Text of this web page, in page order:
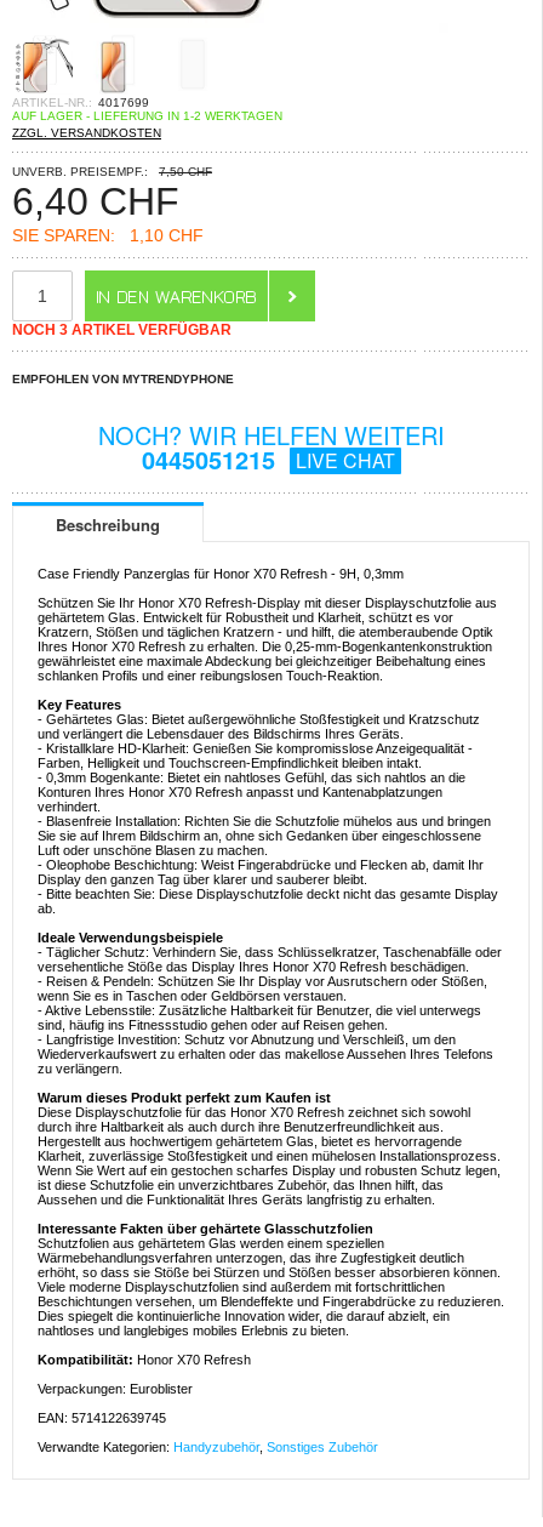
ARTIKEL-NR.: 4017699
AUF LAGER - LIEFERUNG IN 1-2 WERKTAGEN
ZZGL. VERSANDKOSTEN
UNVERB. PREISEMPF.: 7,50 CHF
6,40 CHF
SIE SPAREN: 1,10 CHF
NOCH 3 ARTIKEL VERFÜGBAR
EMPFOHLEN VON MYTRENDYPHONE
NOCH? WIR HELFEN WEITERI
0445051215 LIVE CHAT
Beschreibung
Case Friendly Panzerglas für Honor X70 Refresh - 9H, 0,3mm
Schützen Sie Ihr Honor X70 Refresh-Display mit dieser Displayschutzfolie aus
gehärtetem Glas. Entwickelt für Robustheit und Klarheit, schützt es vor
Kratzern, Stößen und täglichen Kratzern - und hilft, die atemberaubende Optik
Ihres Honor X70 Refresh zu erhalten. Die 0,25-mm-Bogenkantenkonstruktion
gewährleistet eine maximale Abdeckung bei gleichzeitiger Beibehaltung eines
schlanken Profils und einer reibungslosen Touch-Reaktion.
Key Features
- Gehärtetes Glas: Bietet außergewöhnliche Stoßfestigkeit und Kratzschutz
und verlängert die Lebensdauer des Bildschirms Ihres Geräts.
- Kristallklare HD-Klarheit: Genießen Sie kompromisslose Anzeigequalität -
Farben, Helligkeit und Touchscreen-Empfindlichkeit bleiben intakt.
- 0,3mm Bogenkante: Bietet ein nahtloses Gefühl, das sich nahtlos an die
Konturen Ihres Honor X70 Refresh anpasst und Kantenabplatzungen
verhindert.
- Blasenfreie Installation: Richten Sie die Schutzfolie mühelos aus und bringen
Sie sie auf Ihrem Bildschirm an, ohne sich Gedanken über eingeschlossene
Luft oder unschöne Blasen zu machen.
- Oleophobe Beschichtung: Weist Fingerabdrücke und Flecken ab, damit Ihr
Display den ganzen Tag über klarer und sauberer bleibt.
- Bitte beachten Sie: Diese Displayschutzfolie deckt nicht das gesamte Display
ab.
Ideale Verwendungsbeispiele
- Täglicher Schutz: Verhindern Sie, dass Schlüsselkratzer, Taschenabfälle oder
versehentliche Stöße das Display Ihres Honor X70 Refresh beschädigen.
- Reisen & Pendeln: Schützen Sie Ihr Display vor Ausrutschern oder Stößen,
wenn Sie es in Taschen oder Geldbörsen verstauen.
- Aktive Lebensstile: Zusätzliche Haltbarkeit für Benutzer, die viel unterwegs
sind, häufig ins Fitnessstudio gehen oder auf Reisen gehen.
- Langfristige Investition: Schutz vor Abnutzung und Verschleiß, um den
Wiederverkaufswert zu erhalten oder das makellose Aussehen Ihres Telefons
zu verlängern.
Warum dieses Produkt perfekt zum Kaufen ist
Diese Displayschutzfolie für das Honor X70 Refresh zeichnet sich sowohl
durch ihre Haltbarkeit als auch durch ihre Benutzerfreundlichkeit aus.
Hergestellt aus hochwertigem gehärtetem Glas, bietet es hervorragende
Klarheit, zuverlässige Stoßfestigkeit und einen mühelosen Installationsprozess.
Wenn Sie Wert auf ein gestochen scharfes Display und robusten Schutz legen,
ist diese Schutzfolie ein unverzichtbares Zubehör, das Ihnen hilft, das
Aussehen und die Funktionalität Ihres Geräts langfristig zu erhalten.
Interessante Fakten über gehärtete Glasschutzfolien
Schutzfolien aus gehärtetem Glas werden einem speziellen
Wärmebehandlungsverfahren unterzogen, das ihre Zugfestigkeit deutlich
erhöht, so dass sie Stöße bei Stürzen und Stößen besser absorbieren können.
Viele moderne Displayschutzfolien sind außerdem mit fortschrittlichen
Beschichtungen versehen, um Blendeffekte und Fingerabdrücke zu reduzieren.
Dies spiegelt die kontinuierliche Innovation wider, die darauf abzielt, ein
nahtloses und langlebiges mobiles Erlebnis zu bieten.
Kompatibilität: Honor X70 Refresh
Verpackungen: Euroblister
EAN: 5714122639745
Verwandte Kategorien: Handyzubehör, Sonstiges Zubehör